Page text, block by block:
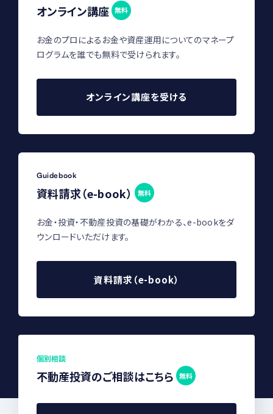
オンライン講座 無料
お金のプロによるお金や資産運用についてのマネープ
ログラムを誰でも無料で受けられます。
オンライン講座を受ける
Guidebook
資料請求（e-book） 無料
お金・投資・不動産投資の基礎がわかる、e-bookをダ
ウンロードいただけます。
資料請求（e-book）
個別相談
不動産投資のご相談はこちら 無料